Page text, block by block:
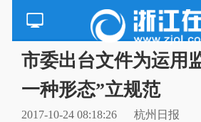
市委出台文件为运用
一种形态”立规范
2017-10-24 08:18:26 杭州日报